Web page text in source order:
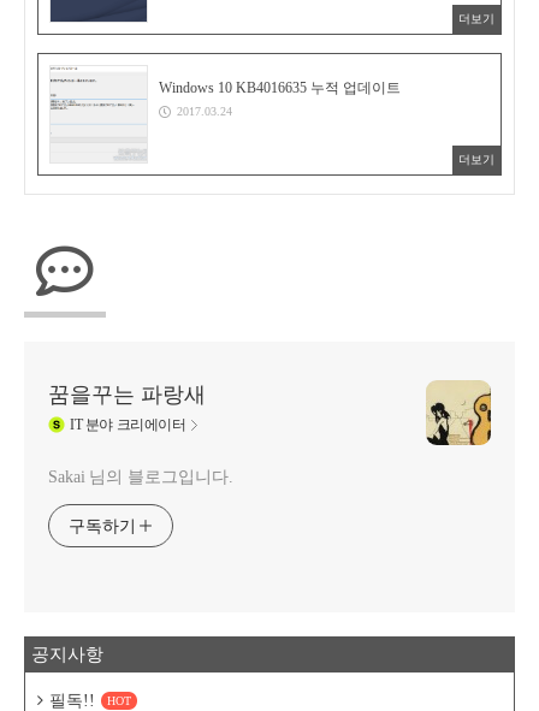
더보기
Windows 10 KB4016635 누적 업데이트
2017.03.24
더보기
꿈을꾸는 파랑새
IT분야 크리에이터
Sakai 님의 블로그입니다.
구독하기
공지사항
필독!! HOT